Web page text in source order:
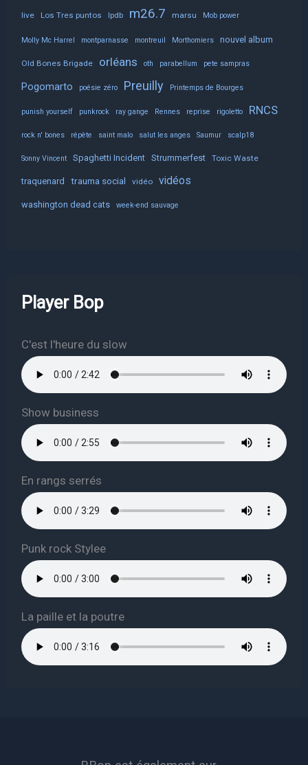
live Los Tres puntos lpdb m26.7 marsu Mob power
Molly Mc Harrel montparnasse montreuil Morthomiers nouvel album
Old Bones Brigade orléans oth parabellum pete sampras
Pogomarto poésie zéro Preuilly Printemps de Bourges
punish yourself punkrock ray gange Rennes reprise rigoletto RNCS
rock n' bones répète saint malo salut les anges Saumur scalp18
Sonny Vincent Spaghetti Incident Strummerfest Toxic Waste
traquenard trauma social vidéo vidéos
washington dead cats week-end sauvage
Player Bop
C'est l'heure du slow
Show business
En rangs serrés
Punk rock Stylee
La paille et la poutre